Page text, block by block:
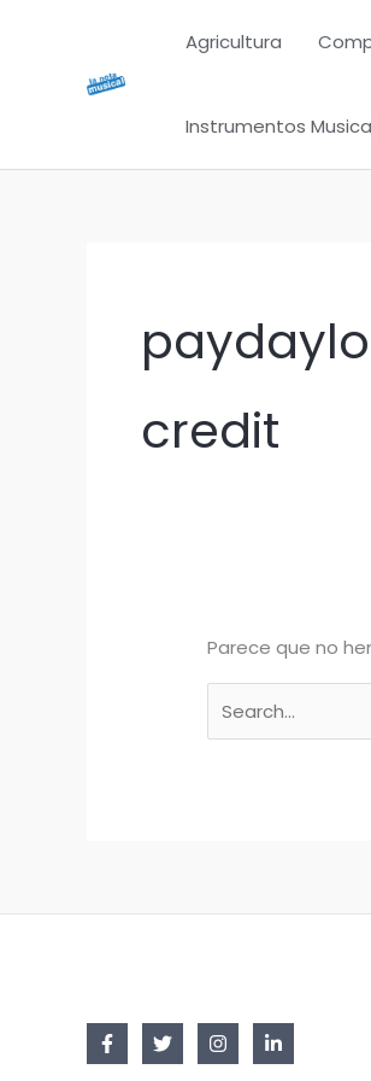
contenido
Agricultura
Instrumentos
credit
Parece que no